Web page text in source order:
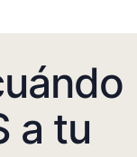
a tu